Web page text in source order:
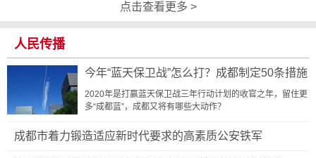
点击查看更多 >
人民传播
今年“蓝天保卫战”怎么打？成都制定50条措施
2020年是打赢蓝天保卫战三年行动计划的收官之年，留住更
多“成都蓝”，成都又将有哪些大动作？
成都市着力锻造适应新时代要求的高素质公安铁军